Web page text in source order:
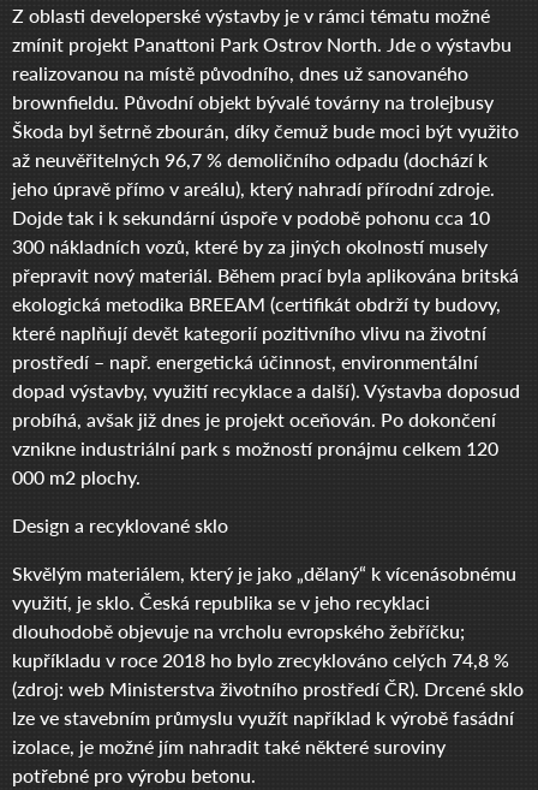
Z oblasti developerské výstavby je v rámci tématu možné
zmínit projekt Panattoni Park Ostrov North. Jde o výstavbu
realizovanou na místě původního, dnes už sanovaného
brownfieldu. Původní objekt bývalé továrny na trolejbusy
Škoda byl šetrně zbourán, díky čemuž bude moci být využito
až neuvěřitelných 96,7 % demoličního odpadu (dochází k
jeho úpravě přímo v areálu), který nahradí přírodní zdroje.
Dojde tak i k sekundární úspoře v podobě pohonu cca 10
300 nákladních vozů, které by za jiných okolností musely
přepravit nový materiál. Během prací byla aplikována britská
ekologická metodika BREEAM (certifikát obdrží ty budovy,
které naplňují devět kategorií pozitivního vlivu na životní
prostředí – např. energetická účinnost, environmentální
dopad výstavby, využití recyklace a další). Výstavba doposud
probíhá, avšak již dnes je projekt oceňován. Po dokončení
vznikne industriální park s možností pronájmu celkem 120
000 m2 plochy.
Design a recyklované sklo
Skvělým materiálem, který je jako „dělaný“ k vícenásobnému
využití, je sklo. Česká republika se v jeho recyklaci
dlouhodobě objevuje na vrcholu evropského žebříčku;
kupříkladu v roce 2018 ho bylo zrecyklováno celých 74,8 %
(zdroj: web Ministerstva životního prostředí ČR). Drcené sklo
lze ve stavebním průmyslu využít například k výrobě fasádní
izolace, je možné jím nahradit také některé suroviny
potřebné pro výrobu betonu.